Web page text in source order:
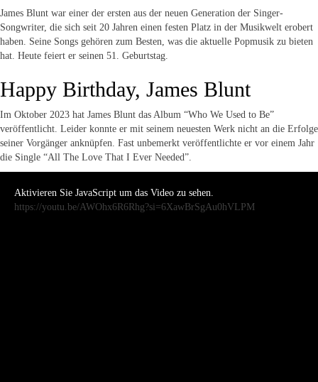
James Blunt war einer der ersten aus der neuen Generation der Singer-
Songwriter, die sich seit 20 Jahren einen festen Platz in der Musikwelt erobert
haben. Seine Songs gehören zum Besten, was die aktuelle Popmusik zu bieten
hat. Heute feiert er seinen 51. Geburtstag.
Happy Birthday, James Blunt
Im Oktober 2023 hat James Blunt das Album “Who We Used to Be”
veröffentlicht. Leider konnte er mit seinem neuesten Werk nicht an die Erfolge
seiner Vorgänger anknüpfen. Fast unbemerkt veröffentlichte er vor einem Jahr
die Single “All The Love That I Ever Needed”.
Aktivieren Sie JavaScript um das Video zu sehen.
https://youtu.be/AWOhx6R6Rhg?si=6XawBrSgAu0hVLPM